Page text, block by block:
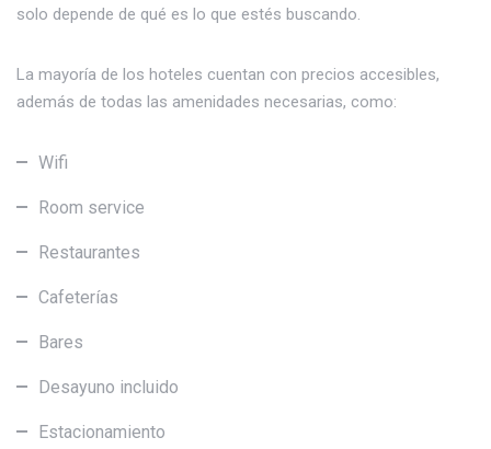
solo depende de qué es lo que estés buscando.
La mayoría de los hoteles cuentan con precios accesibles,
además de todas las amenidades necesarias, como:
Wifi
Room service
Restaurantes
Cafeterías
Bares
Desayuno incluido
Estacionamiento